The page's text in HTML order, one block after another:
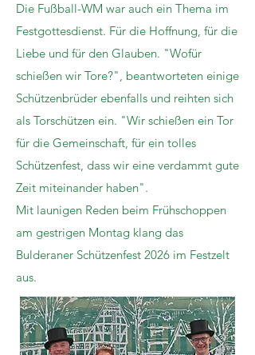
Die Fußball-WM war auch ein Thema im
Festgottesdienst. Für die Hoffnung, für die
Liebe und für den Glauben. "Wofür
schießen wir Tore?", beantworteten einige
Schützenbrüder ebenfalls und reihten sich
als Torschützen ein. "Wir schießen ein Tor
für die Gemeinschaft, für ein tolles
Schützenfest, dass wir eine verdammt gute
Zeit miteinander haben".
Mit launigen Reden beim Frühschoppen
am gestrigen Montag klang das
Bulderaner Schützenfest 2026 im Festzelt
aus.